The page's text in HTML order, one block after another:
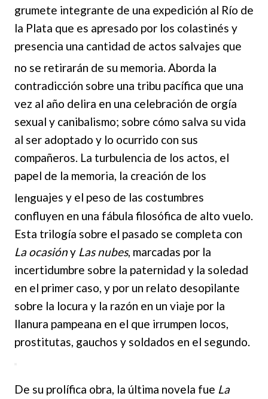
grumete integrante de una expedición al Río de
la Plata que es apresado por los colastinés y
presencia una cantidad de actos salvajes que
no se retirarán de su memoria. Aborda la
contradicción sobre una tribu pacífica que una
vez al año delira en una celebración de orgía
sexual y canibalismo; sobre cómo salva su vida
al ser adoptado y lo ocurrido con sus
compañeros. La turbulencia de los actos, el
papel de la memoria, la creación de los
lenguajes y el peso de las costumbres
confluyen en una fábula filosófica de alto vuelo.
Esta trilogía sobre el pasado se completa con
La ocasióny Las nubes, marcadas por la
incertidumbre sobre la paternidad y la soledad
en el primer caso, y por un relato desopilante
sobre la locura y la razón en un viaje por la
llanura pampeana en el que irrumpen locos,
prostitutas, gauchos y soldados en el segundo.
De su prolífica obra, la última novela fue La